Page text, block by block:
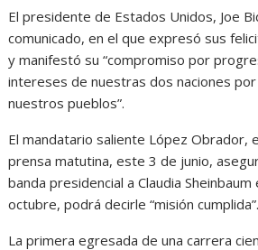
El presidente de Estados Unidos, Joe
comunicado, en el que expresó sus
y manifestó su “compromiso por
intereses de nuestras dos naciones
nuestros pueblos”.
El mandatario saliente López Obrador,
prensa matutina, este 3 de junio,
banda presidencial a Claudia
octubre, podrá decirle “misión cumplida”.
La primera egresada de una carrera